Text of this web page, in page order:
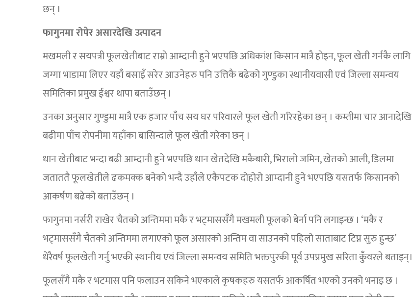
छन् ।
फागुनमा रोपेर असारदेखि उत्पादन
मखमली र सयपत्री फूलखेतीबाट राम्रो आम्दानी हुने भएपछि अधिकांश किसान मात्रै होइन, फूल खेती गर्नकै लागि
जग्गा भाडामा लिएर यहाँ बसाइँ सरेर आउनेहरु पनि उत्तिकै बढेको गुण्डुका स्थानीयवासी एवं जिल्ला समन्वय
समितिका प्रमुख ईश्वर थापा बताउँछन् ।
उनका अनुसार गुण्डुमा मात्रै एक हजार पाँच सय घर परिवारले फूल खेती गरिरहेका छन् । कम्तीमा चार आनादेखि
बढीमा पाँच रोपनीमा यहाँका बासिन्दाले फूल खेती गरेका छन् ।
धान खेतीबाट भन्दा बढी आम्दानी हुने भएपछि धान खेतदेखि मकैबारी, भिरालो जमिन, खेतको आली, डिलमा
जताततै फूलखेतीले ढकमक्क बनेको भन्दै उहाँले एकैपटक दोहोरो आम्दानी हुने भएपछि यसतर्फ किसानको
आकर्षण बढेको बताउँछन् ।
फागुनमा नर्सरी राखेर चैतको अन्तिममा मकै र भट्माससँगै मखमली फूलको बेर्ना पनि लगाइन्छ । ‘मकै र
भट्माससँगै चैतको अन्तिममा लगाएको फूल असारको अन्तिम वा साउनको पहिलो साताबाट टिप्न सुरु हुन्छ’
धेरैवर्ष फूलखेती गर्नु भएकी स्थानीय एवं जिल्ला समन्वय समिति भक्तपुरकी पूर्व उपप्रमुख सरिता कुँवरले बताइन्।
फूलसँगै मकै र भटमास पनि फलाउन सकिने भएकाले कृषकहरु यसतर्फ आकर्षित भएको उनको भनाइ छ ।